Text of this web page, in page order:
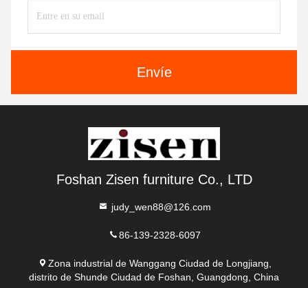
Envíe
Foshan Zisen furniture Co., LTD
judy_wen88@126.com
86-139-2328-6097
Zona industrial de Wanggang Ciudad de Longjiang,
distrito de Shunde Ciudad de Foshan, Guangdong, China